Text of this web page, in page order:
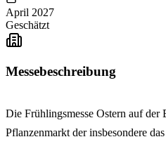
April 2027
Geschätzt
Messebeschreibung
Die Frühlingsmesse Ostern auf
Pflanzenmarkt der insbesondere